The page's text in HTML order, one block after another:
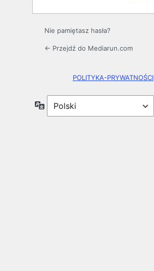
Nie pamiętasz hasła?
← Przejdź do Mediarun.com
POLITYKA-PRYWATNOŚCI
Język